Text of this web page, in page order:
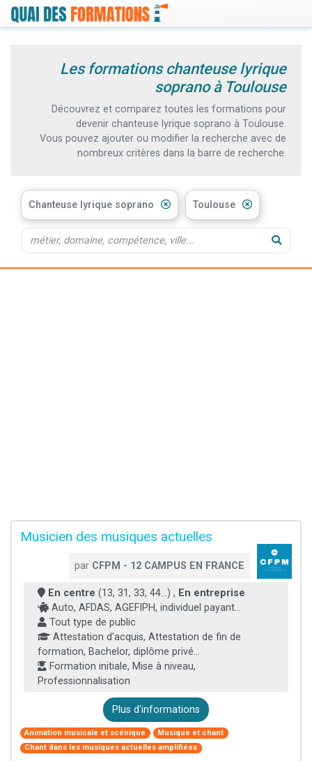
Les formations chanteuse lyrique
soprano à Toulouse
Découvrez et comparez toutes les formations pour
devenir chanteuse lyrique soprano à Toulouse.
Vous pouvez ajouter ou modifier la recherche avec de
nombreux critères dans la barre de recherche.
Chanteuse lyrique soprano Toulouse
Musicien des musiques actuelles
par CFPM - 12 CAMPUS EN FRANCE
En centre (13, 31, 33, 44...) , En entreprise
Auto, AFDAS, AGEFIPH, individuel payant...
Tout type de public
Attestation d'acquis, Attestation de fin de
formation, Bachelor, diplôme privé...
Formation initiale, Mise à niveau,
Professionnalisation
Plus d'informations
Animation musicale et scénique
Musique et chant
Chant dans les musiques actuelles amplifiées